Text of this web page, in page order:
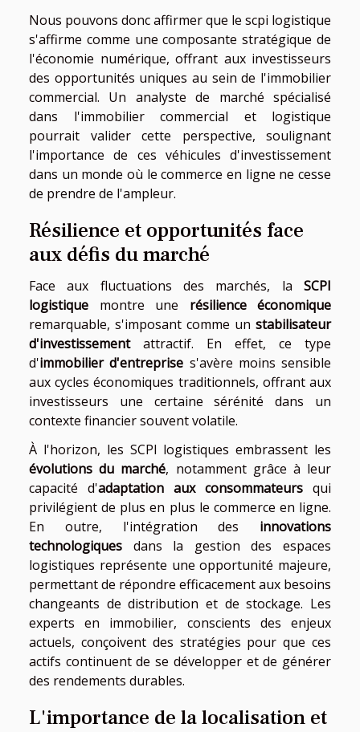
Nous pouvons donc affirmer que le scpi logistique
s'affirme comme une composante stratégique de
l'économie numérique, offrant aux investisseurs
des opportunités uniques au sein de l'immobilier
commercial. Un analyste de marché spécialisé
dans l'immobilier commercial et logistique
pourrait valider cette perspective, soulignant
l'importance de ces véhicules d'investissement
dans un monde où le commerce en ligne ne cesse
de prendre de l'ampleur.
Résilience et opportunités face
aux défis du marché
Face aux fluctuations des marchés, la SCPI
logistique montre une résilience économique
remarquable, s'imposant comme un stabilisateur
d'investissementattractif. En effet, ce type
d'immobilier d'entreprise s'avère moins sensible
aux cycles économiques traditionnels, offrant aux
investisseurs une certaine sérénité dans un
contexte financier souvent volatile.
À l'horizon, les SCPI logistiques embrassent les
évolutions du marché, notamment grâce à leur
capacité d'adaptation aux consommateurs qui
privilégient de plus en plus le commerce en ligne.
En outre, l'intégration des innovations
technologiques dans la gestion des espaces
logistiques représente une opportunité majeure,
permettant de répondre efficacement aux besoins
changeants de distribution et de stockage. Les
experts en immobilier, conscients des enjeux
actuels, conçoivent des stratégies pour que ces
actifs continuent de se développer et de générer
des rendements durables.
L'importance de la localisation et